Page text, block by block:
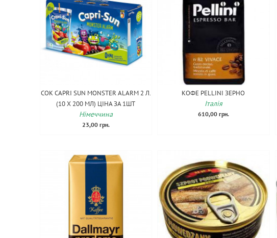
СОК CAPRI SUN MONSTER ALARM 2 Л.
(10 Х 200 МЛ) ЦІНА ЗА 1ШТ
Німеччина
23,00 грн.
КОФЕ PELLINI ЗЕРНО
Італія
610,00 грн.